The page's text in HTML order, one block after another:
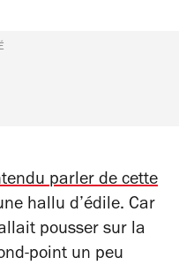
parler de cette
hallu d’édile. Car
pousser sur la
point un peu